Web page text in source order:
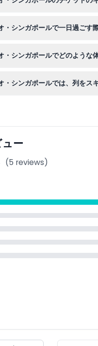
・シンガポールで一日過ごす
・シンガポールでどのような
・シンガポールでは、列をス
ー
(5 reviews)